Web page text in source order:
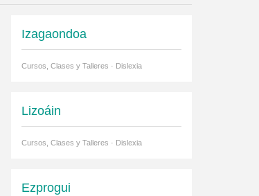
Izagaondoa
Cursos, Clases y Talleres · Dislexia
Lizoáin
Cursos, Clases y Talleres · Dislexia
Ezprogui